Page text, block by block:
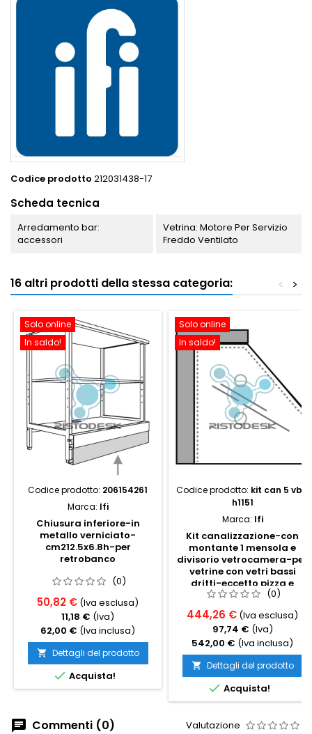
Codice prodotto 212031438-17
Scheda tecnica
Arredamento bar:
accessori
Vetrina: Motore Per Servizio
Freddo Ventilato
16 altri prodotti della stessa categoria: >
<
Solo online
In saldo!
Codice prodotto: 206154261
Marca: Ifi
Chiusura inferiore-in
metallo verniciato-
cm212.5x6.8h-per
retrobanco
(0)
50,82 € (Iva esclusa)
11,18 € (Iva)
62,00 € (Iva inclusa)
 Dettagli del prodotto
 Acquista!
Solo online
In saldo!
Codice prodotto: kit can 5 vbd
h1151
Marca: Ifi
Kit canalizzazione-con
montante 1 mensola e
divisorio vetrocamera-per
vetrine con vetri bassi
dritti-eccetto pizza e
gelato
(0)
444,26 € (Iva esclusa)
97,74 € (Iva)
542,00 € (Iva inclusa)
 Dettagli del prodotto
 Acquista!
Commenti (0) Valutazione